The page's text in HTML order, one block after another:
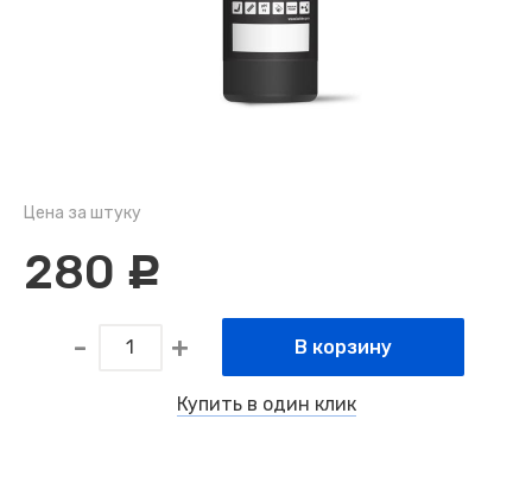
Цена за штуку
280 c
В корзину
Купить в один клик